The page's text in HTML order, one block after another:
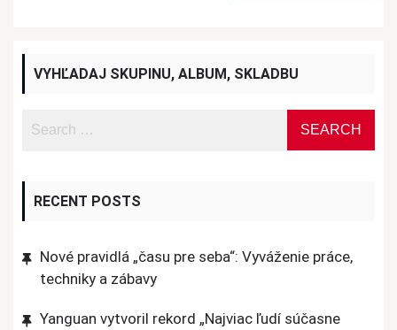
VYHĽADAJ SKUPINU, ALBUM, SKLADBU
RECENT POSTS
Nové pravidlá „času pre seba“: Vyváženie práce,
techniky a zábavy
Yanguan vytvoril rekord „Najviac ľudí súčasne